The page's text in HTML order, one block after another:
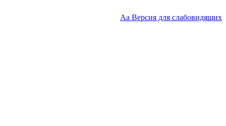
Аа Версия для слабовидящих